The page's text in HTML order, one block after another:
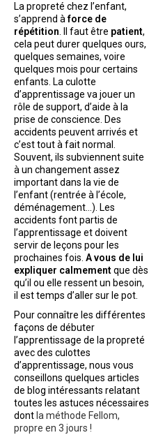
La propreté chez l’enfant,
s’apprend àforce de
répétition. Il faut être patient,
cela peut durer quelques ours,
quelques semaines, voire
quelques mois pour certains
enfants. La culotte
d’apprentissage va jouer un
rôle de support, d’aide à la
prise de conscience. Des
accidents peuvent arrivés et
c’est tout à fait normal.
Souvent, ils subviennent suite
à un changement assez
important dans la vie de
l’enfant (rentrée à l’école,
déménagement…). Les
accidents font partis de
l’apprentissage et doivent
servir de leçons pour les
prochaines fois. A vous de lui
expliquer calmementque dès
qu’il ou elle ressent un besoin,
il est temps d’aller sur le pot.
Pour connaître les différentes
façons de débuter
l’apprentissage de la propreté
avec des culottes
d’apprentissage, nous vous
conseillons quelques articles
de blog intéressants relatant
toutes les astuces nécessaires
dont la méthode Fellom,
propre en 3 jours !